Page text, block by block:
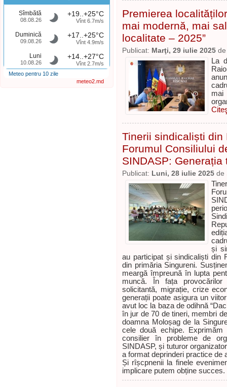
Sîmbătă
08.08.26
+19..+25°C
Vînt 6.7m/s
Duminică
09.08.26
+17..+25°C
Vînt 4.9m/s
Luni
10.08.26
+14..+27°C
Vînt 2.7m/s
Meteo pentru 10 zile
meteo2.md
Premierea
mai modernă, mai
localitate – 2025”
Publicat: Marţi, 29 iulie 2025
La
Tinerii sindicaliști
Forumul Consiliului
SINDASP:
Publicat: Luni, 28 iulie 2025 de
și
au participat și sindicaliști din
din primăria Singureni.
meargă împreună în lupta
muncă. În fața provocărilor
solicitantă, migrație, crize
generații poate asigura un
avut loc la baza de odihnă
în jur de 70 de tineri, membri
doamna Moloșag de la
cele două echipe. Exprimăm
consilier în probleme de
SINDASP, și tuturor
a format deprinderi practice de
Și rîșcpnenii la finele
implicare putem obține succes.